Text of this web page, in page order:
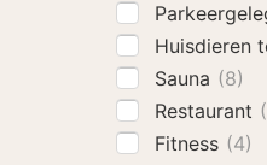
Huisdieren
Sauna (8)
Restaurant
Fitness (4)